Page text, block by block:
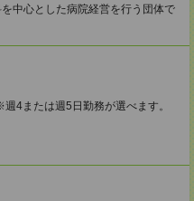
中心とした病院経営を行う団体で
または週5日勤務が選べます。